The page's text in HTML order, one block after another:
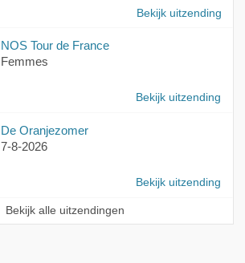
Bekijk uitzending
NOS Tour de France
Femmes
Bekijk uitzending
De Oranjezomer
7-8-2026
Bekijk uitzending
Bekijk alle uitzendingen